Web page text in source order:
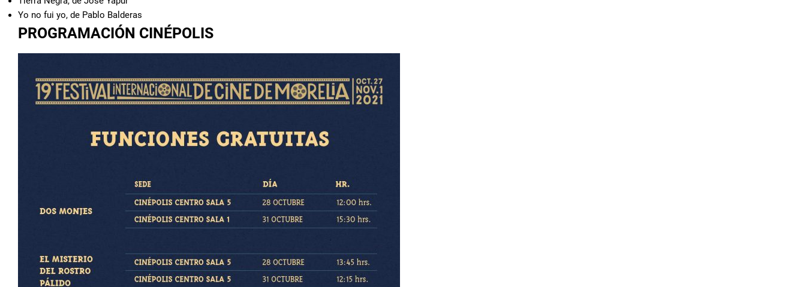
Yo no fui yo, de Pablo Balderas
PROGRAMACIÓN CINÉPOLIS